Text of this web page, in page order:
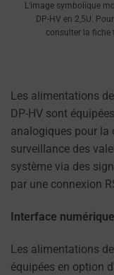
L'image symbolique
DP-HV en 2,5U.
consulter la fiche
Les alimentations
DP-HV sont
analogiques pour la
surveillance des
système via des
par une connexion
Interface
Les alimentations
équipées en option
manière
collecte
des
données,
pouvez
consulter